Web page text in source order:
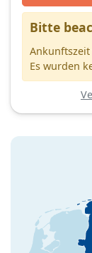
Bitte
Es wurden